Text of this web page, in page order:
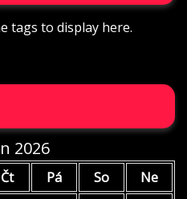
tags to display here.
2026
Čt Pá So
Ne